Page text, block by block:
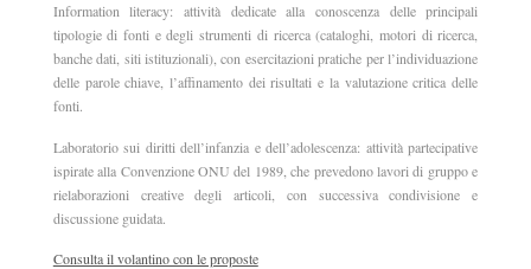
Information literacy: attività dedicate alla conoscenza delle principali
tipologie di fonti e degli strumenti di ricerca (cataloghi, motori di ricerca,
banche dati, siti istituzionali), con esercitazioni pratiche per l’individuazione
delle parole chiave, l’affinamento dei risultati e la valutazione critica delle
fonti.
Laboratorio sui diritti dell’infanzia e dell’adolescenza: attività partecipative
ispirate alla Convenzione ONU del 1989, che prevedono lavori di gruppo e
rielaborazioni creative degli articoli, con successiva condivisione e
discussione guidata.
Consulta il volantino con le proposte